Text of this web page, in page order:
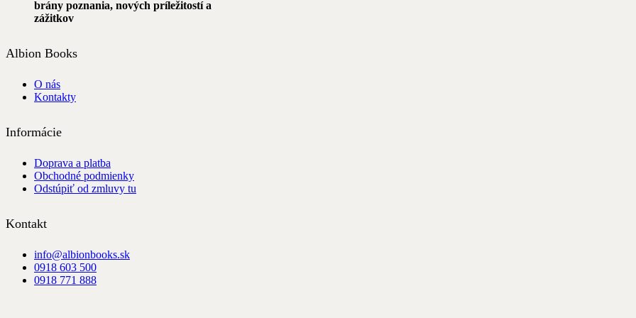
brány poznania, nových príležitostí a
zážitkov
Albion Books
O nás
Kontakty
Informácie
Doprava a platba
Obchodné podmienky
Odstúpiť od zmluvy tu
Kontakt
info@albionbooks.sk
0918 603 500
0918 771 888